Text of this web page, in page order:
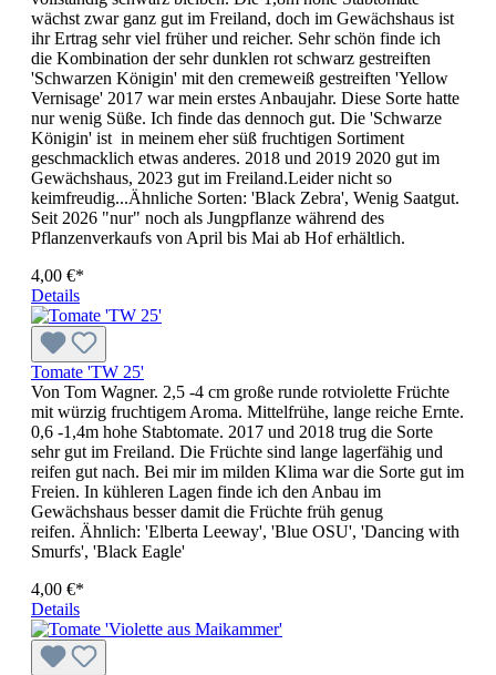
wächst zwar ganz gut im Freiland, doch im Gewächshaus ist
ihr Ertrag sehr viel früher und reicher. Sehr schön finde ich
die Kombination der sehr dunklen rot schwarz gestreiften
'Schwarzen Königin' mit den cremeweiß gestreiften 'Yellow
Vernisage' 2017 war mein erstes Anbaujahr. Diese Sorte hatte
nur wenig Süße. Ich finde das dennoch gut. Die 'Schwarze
Königin' ist in meinem eher süß fruchtigen Sortiment
geschmacklich etwas anderes. 2018 und 2019 2020 gut im
Gewächshaus, 2023 gut im Freiland.Leider nicht so
keimfreudig...Ähnliche Sorten: 'Black Zebra', Wenig Saatgut.
Seit 2026 "nur" noch als Jungpflanze während des
Pflanzenverkaufs von April bis Mai ab Hof erhältlich.
4,00 €*
Details
Tomate 'TW 25'
Von Tom Wagner. 2,5 -4 cm große runde rotviolette Früchte
mit würzig fruchtigem Aroma. Mittelfrühe, lange reiche Ernte.
0,6 -1,4m hohe Stabtomate. 2017 und 2018 trug die Sorte
sehr gut im Freiland. Die Früchte sind lange lagerfähig und
reifen gut nach. Bei mir im milden Klima war die Sorte gut im
Freien. In kühleren Lagen finde ich den Anbau im
Gewächshaus besser damit die Früchte früh genug
reifen. Ähnlich: 'Elberta Leeway', 'Blue OSU', 'Dancing with
Smurfs', 'Black Eagle'
4,00 €*
Details